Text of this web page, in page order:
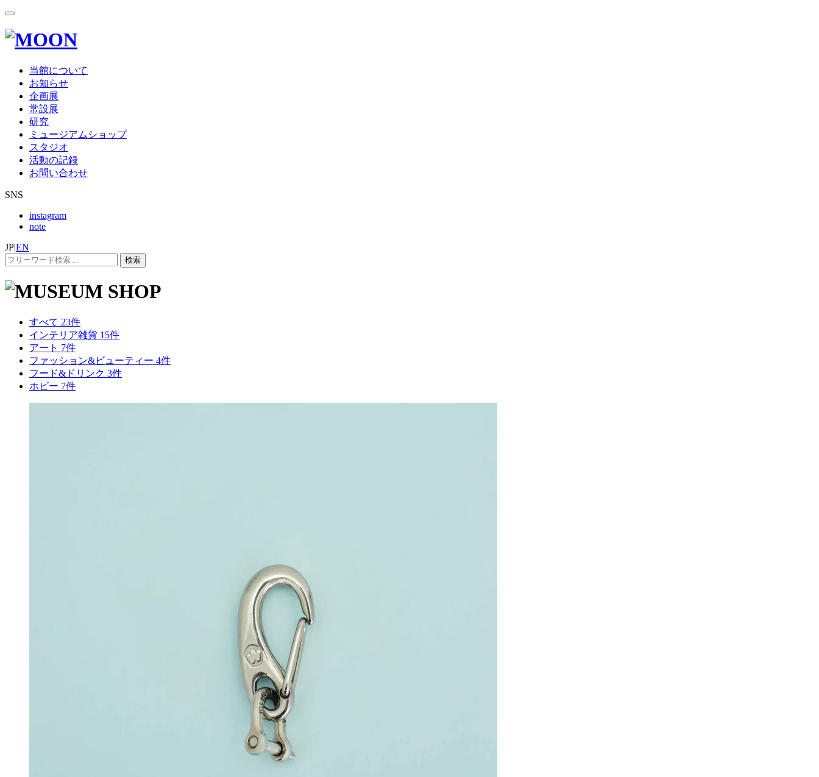
当館について
お知らせ
企画展
常設展
研究
ミュージアムショップ
スタジオ
活動の記録
お問い合わせ
SNS
instagram
note
JP|EN
検索
すべて 23件
インテリア雑貨 15件
アート 7件
ファッション&ビューティー 4件
フード&ドリンク 3件
ホビー 7件